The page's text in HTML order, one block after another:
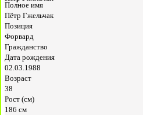
Полное имя
Пётр Гжельчак
Позиция
Форвард
Гражданство
Дата рождения
02.03.1988
Возраст
38
Рост (см)
186 см